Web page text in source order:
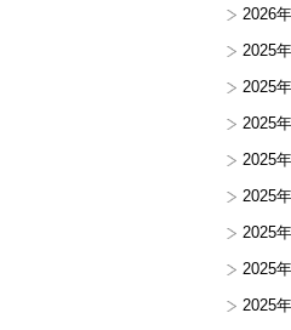
2026
2025
2025
2025
2025
2025
2025
2025
2025